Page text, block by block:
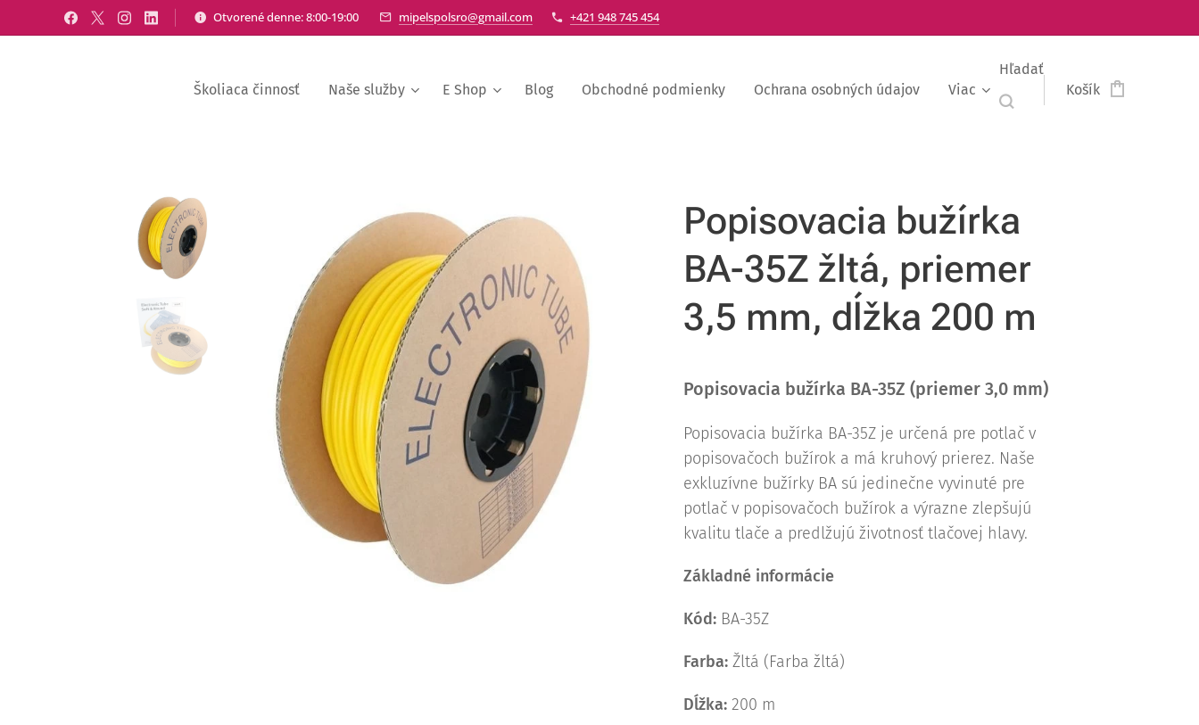
Otvorené denne: 8:00-19:00 mipelspolsro@gmail.com +421 948 745 454
Školiaca činnosť Naše služby E Shop Blog Obchodné podmienky Ochrana osobných údajov Viac
Hľadať
Košík
Popisovacia bužírka
BA-35Z žltá, priemer
3,5 mm, dĺžka 200 m
Popisovacia bužírka BA-35Z (priemer 3,0 mm)
Popisovacia bužírka BA-35Z je určená pre potlač v
popisovačoch bužírok a má kruhový prierez. Naše
exkluzívne bužírky BA sú jedinečne vyvinuté pre
potlač v popisovačoch bužírok a výrazne zlepšujú
kvalitu tlače a predlžujú životnosť tlačovej hlavy.
Základné informácie
Kód: BA-35Z
Farba: Žltá (Farba žltá)
Dĺžka: 200 m